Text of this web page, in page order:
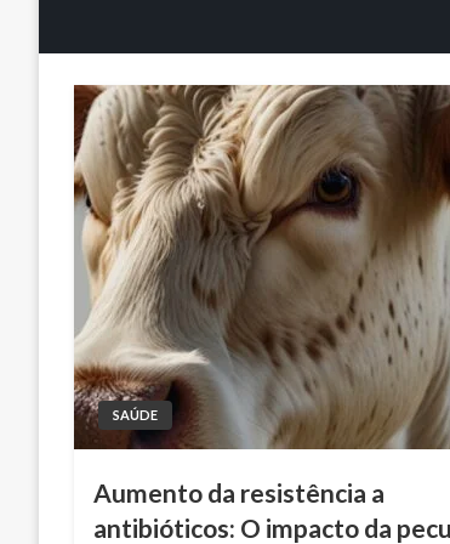
SAÚDE
Aumento da resistência a
antibióticos: O impacto da